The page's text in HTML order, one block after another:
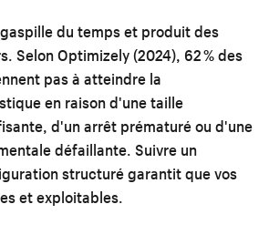
du temps et produit des
Selon Optimizely (2024), 62 % des
pas à atteindre la
en raison d'une taille
d'un arrêt prématuré ou d'une
défaillante. Suivre un
structuré garantit que vos
et exploitables.